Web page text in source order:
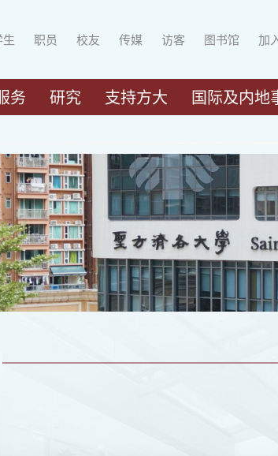
生 职员 校友 传媒 访客 图书馆 加
务 研究 支持方大 国际及内地